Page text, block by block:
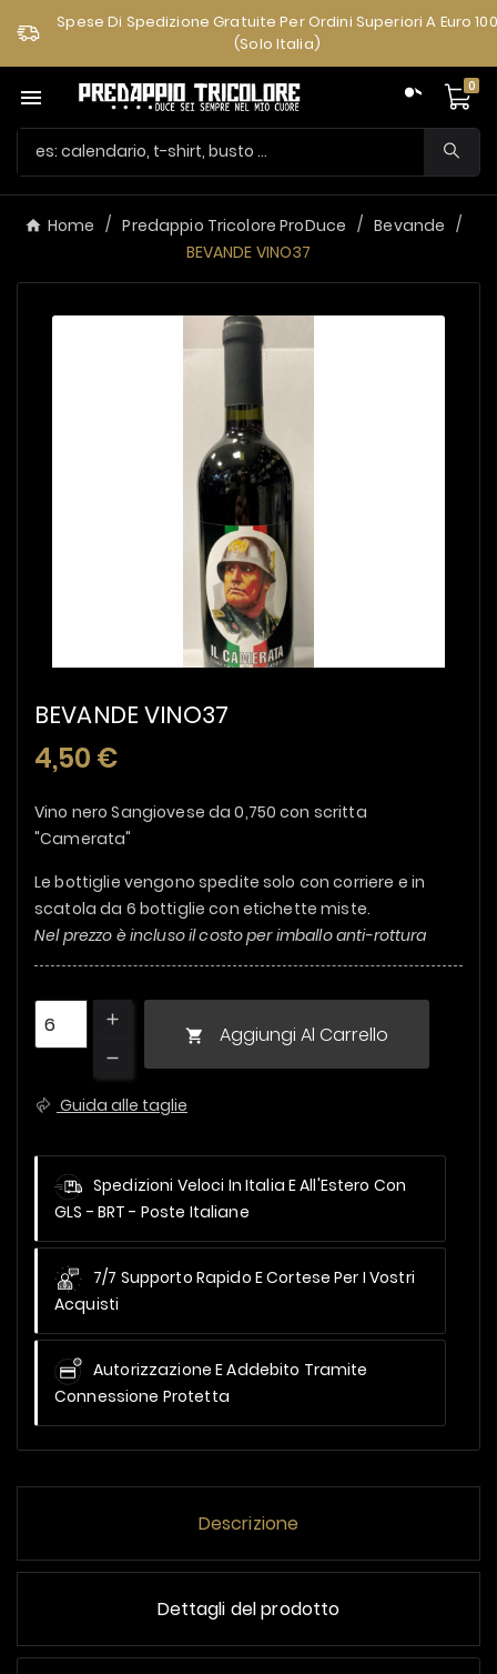
Spese Di Spedizione Gratuite Per Ordini Superiori A Euro 100
(solo Italia)
 0
Home Predappio Tricolore ProDuce
Bevande
BEVANDE VINO37
BEVANDE VINO37
4,50 €
Vino nero Sangiovese da 0,750 con scritta
"Camerata"
Le bottiglie vengono spedite solo con corriere e in
scatola da 6 bottiglie con etichette miste.
Nel prezzo è incluso il costo per imballo anti-rottura
 Aggiungi Al Carrello
Guida alle taglie
Spedizioni Veloci In Italia E All'Estero Con
GLS - BRT - Poste Italiane
7/7 Supporto Rapido E Cortese Per I Vostri
Acquisti
Autorizzazione E Addebito Tramite
Connessione Protetta
Descrizione
Dettagli del prodotto